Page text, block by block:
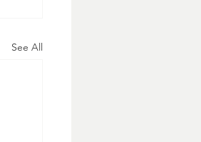
See All